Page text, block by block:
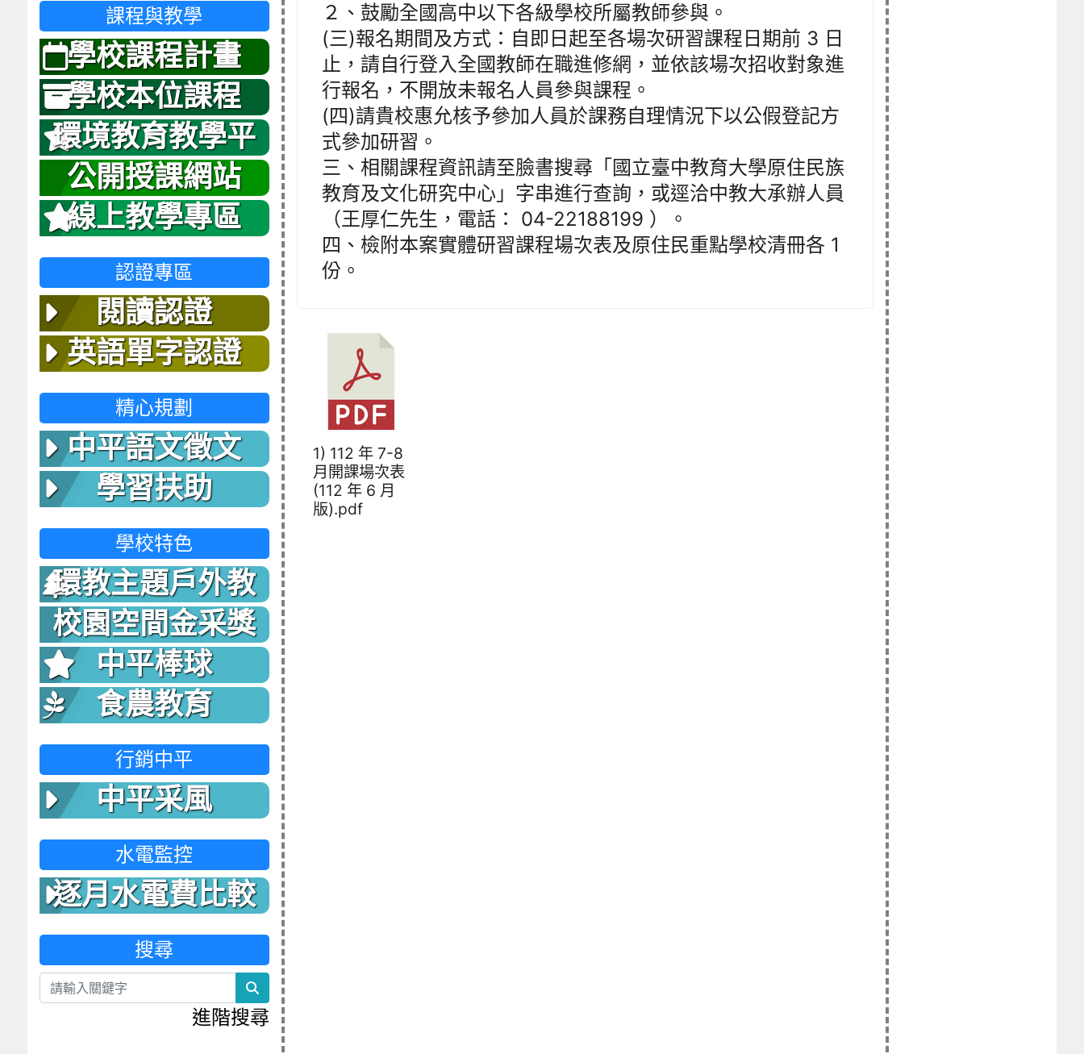
２、鼓勵全國高中以下各級學校所屬教師參與。
(三)報名期間及方式：自即日起至各場次研習課程日期前 3 日
止，請自行登入全國教師在職進修網，並依該場次招收對象進
行報名，不開放未報名人員參與課程。
(四)請貴校惠允核予參加人員於課務自理情況下以公假登記方
式參加研習。
三、相關課程資訊請至臉書搜尋「國立臺中教育大學原住民族
教育及文化研究中心」字串進行查詢，或逕洽中教大承辦人員
（王厚仁先生，電話： 04-22188199 ）。
四、檢附本案實體研習課程場次表及原住民重點學校清冊各 1
份。
1) 112 年 7-8
月開課場次表
(112 年 6 月
版).pdf
課程與教學
學校課程計畫
學校本位課程
環境教育教學平
台
公開授課網站
線上教學專區
認證專區
閱讀認證
英語單字認證
精心規劃
中平語文徵文
學習扶助
學校特色
環教主題戶外教
室
校園空間金采獎
中平棒球
食農教育
行銷中平
中平采風
水電監控
逐月水電費比較
表
搜尋
search
進階搜尋